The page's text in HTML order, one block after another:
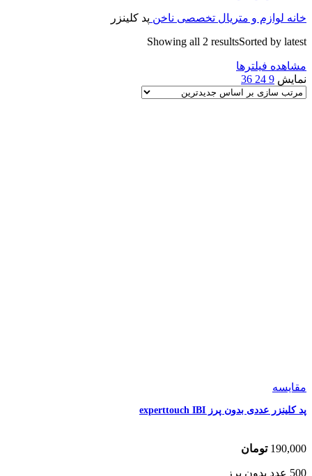
خانه لوازم و متریال تخصصی ناخن پد کلینزر
Showing all 2 resultsSorted by latest
مشاهده فیلترها
نمایش 9
24
36
مقایسه
پد کلینزر عددی بدون پرز experttouch IBI
190,000 تومان
500 عدد بدون پرز